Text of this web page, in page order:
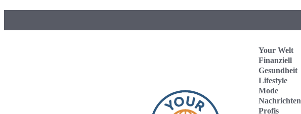
Your Welt
Finanziell
Gesundheit
Lifestyle
Mode
Nachrichten
Profis